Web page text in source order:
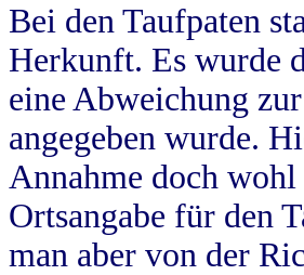
Bei den Taufpaten
Herkunft. Es wurde
eine Abweichung
angegeben wurde.
Annahme doch
Ortsangabe für den
man aber von der